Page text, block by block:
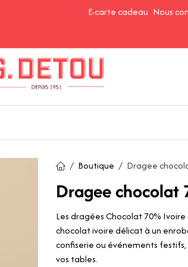
E-carte cadeau Nous
Boutique Dragee
Dragee chocolat
Les dragées Chocolat 70%
chocolat ivoire délicat à un
confiserie ou événements
vos tables.